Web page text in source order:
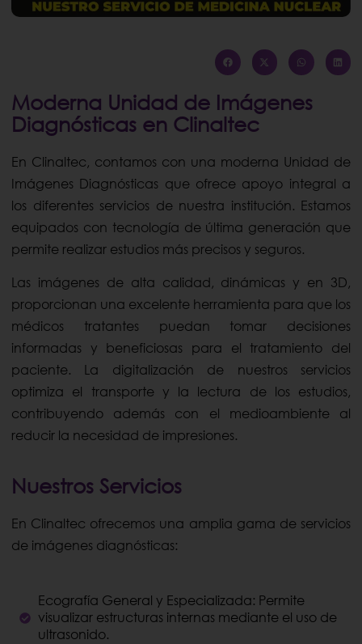
Moderna Unidad de Imágenes
Diagnósticas en Clinaltec
En Clinaltec, contamos con una moderna Unidad de
Imágenes Diagnósticas que ofrece apoyo integral a
los diferentes servicios de nuestra institución. Estamos
equipados con tecnología de última generación que
permite realizar estudios más precisos y seguros.
Las imágenes de alta calidad, dinámicas y en 3D,
proporcionan una excelente herramienta para que los
médicos tratantes puedan tomar decisiones
informadas y beneficiosas para el tratamiento del
paciente. La digitalización de nuestros servicios
optimiza el transporte y la lectura de los estudios,
contribuyendo además con el medioambiente al
reducir la necesidad de impresiones.
Nuestros Servicios
En Clinaltec ofrecemos una amplia gama de servicios
de imágenes diagnósticas:
Ecografía General y Especializada: Permite
visualizar estructuras internas mediante el uso de
ultrasonido.